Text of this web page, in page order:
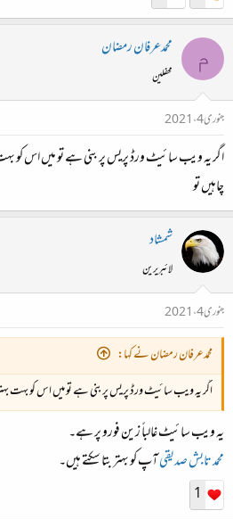
م محمدعرفان رمضان
محفلین
جنوری 4، 2021
اگر یہ ویب سائیٹ ورڈ پریس پر بنی ہے تو میں اس
چاہیں تو
شمشاد
لائبریرین
جنوری 4، 2021
محمدعرفان رمضان نے کہا:
اگر یہ ویب سائیٹ ورڈ پریس پر بنی ہے تو میں اس کو بہت
یہ ویب سائیٹ غالباً زین فورو پر ہے۔
محمد تابش صدیقیآپ کو بہتر بتا سکتے ہیں۔
1